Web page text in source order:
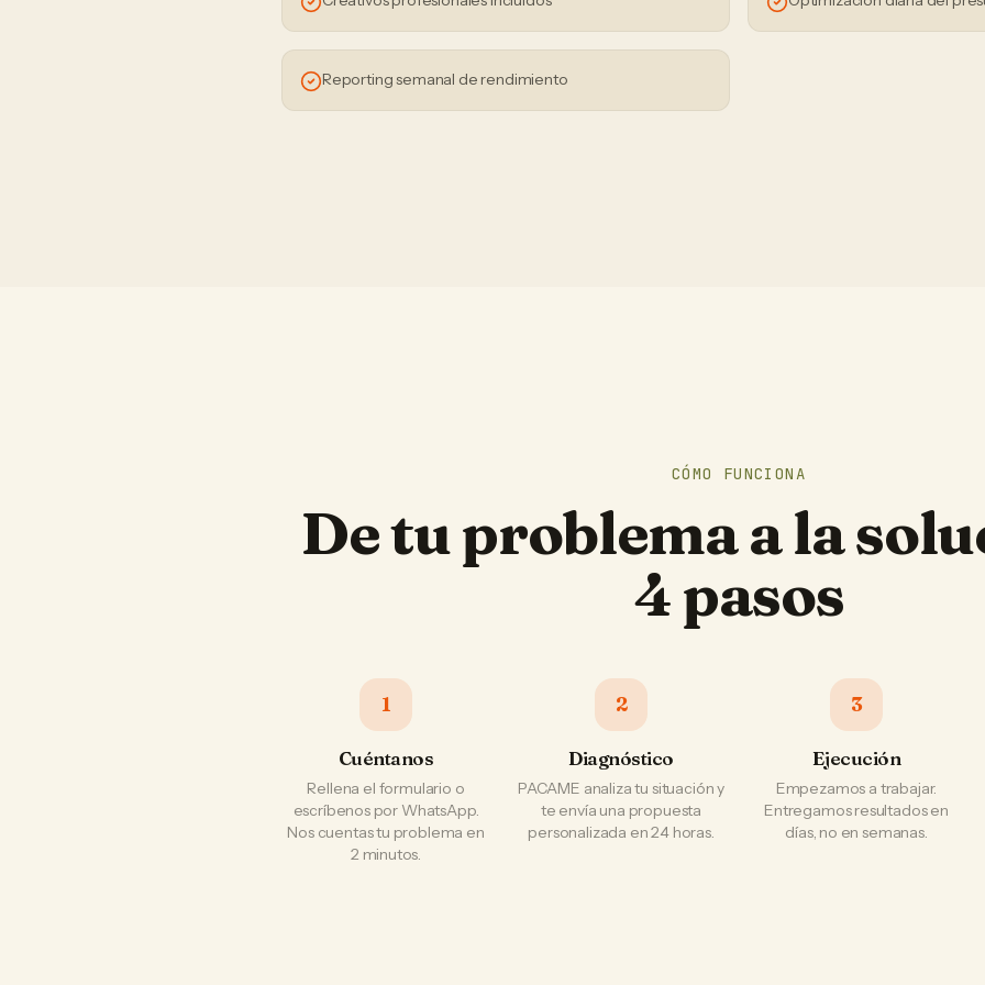
Reporting semanal de rendimiento
CÓMO FUNCIONA
De tu problema a la
4 pasos
1
Cuéntanos
Rellena el formulario o
escríbenos por WhatsApp.
Nos cuentas tu problema en
2 minutos.
2
Diagnóstico
PACAME analiza tu situación y
te envía una propuesta
personalizada en 24 horas.
3
Ejecución
Empezamos a trabajar.
Entregamos resultados en
días, no en semanas.